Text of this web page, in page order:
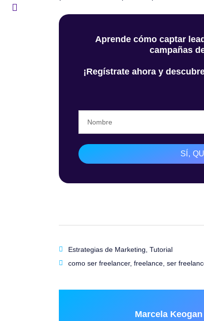
Aprende cómo captar
campañas
¡Regístrate ahora y
SÍ,
Estrategias de Marketing Tutorial
como ser freelancer, freelance ser
Marcela Keogan